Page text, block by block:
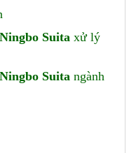
Suita xử lý
Suita ngành